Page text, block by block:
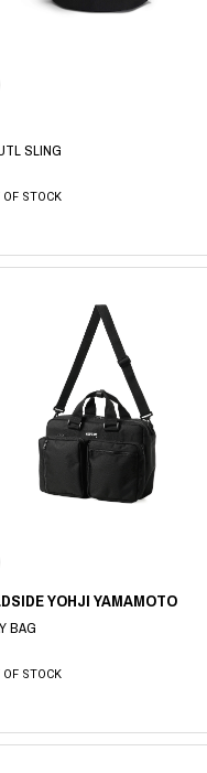
SLING
OF STOCK
YOHJI YAMAMOTO
BAG
OF STOCK